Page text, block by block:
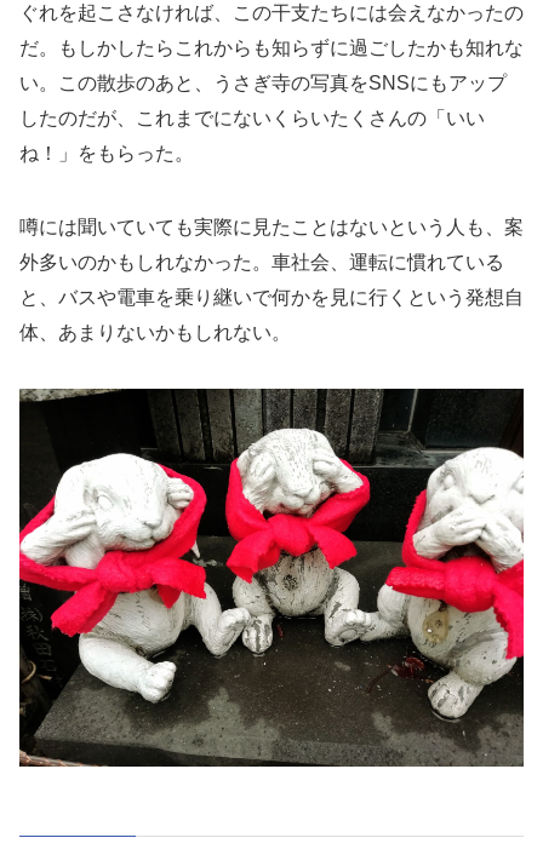
ぐれを起こさなければ、この干支たちには会えなかったの
だ。もしかしたらこれからも知らずに過ごしたかも知れな
い。この散歩のあと、うさぎ寺の写真をSNSにもアップ
したのだが、これまでにないくらいたくさんの「いい
ね！」をもらった。
噂には聞いていても実際に見たことはないという人も、案
外多いのかもしれなかった。車社会、運転に慣れている
と、バスや電車を乗り継いで何かを見に行くという発想自
体、あまりないかもしれない。